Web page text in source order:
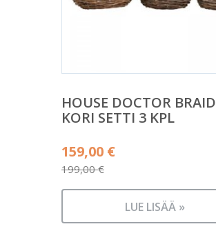
HOUSE DOCTOR BRAID
KORI SETTI 3 KPL
199,00€
Alkuperäinen
hinta
oli:
159,00 €
Nykyinen
on:
LUE LISÄÄ »